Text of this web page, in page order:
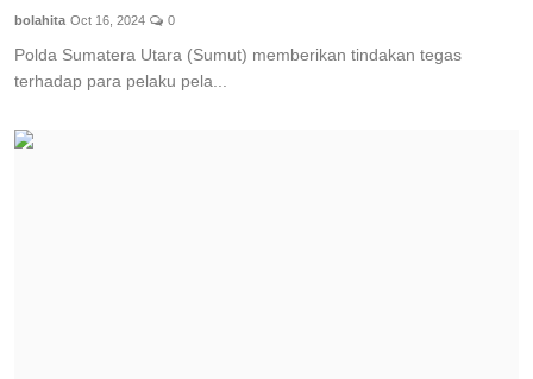
bolahita Oct 16, 2024 0
Polda Sumatera Utara (Sumut) memberikan tindakan tegas
terhadap para pelaku pela...